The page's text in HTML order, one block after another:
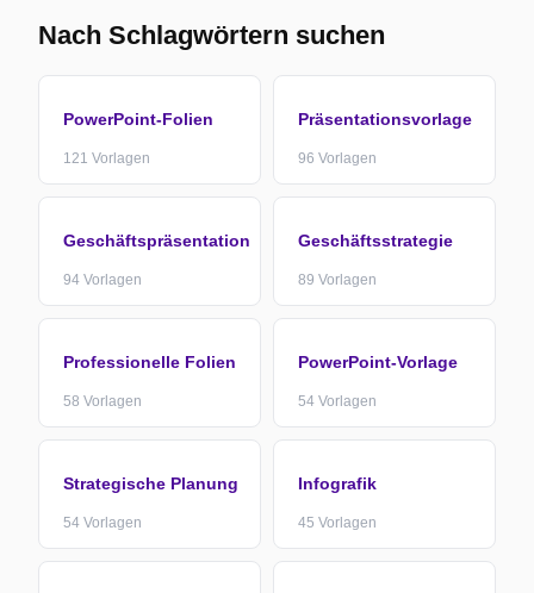
Nach Schlagwörtern suchen
PowerPoint-Folien
121 Vorlagen
Präsentationsvorlage
96 Vorlagen
Geschäftspräsentation
94 Vorlagen
Geschäftsstrategie
89 Vorlagen
Professionelle Folien
58 Vorlagen
PowerPoint-Vorlage
54 Vorlagen
Strategische Planung
54 Vorlagen
Infografik
45 Vorlagen